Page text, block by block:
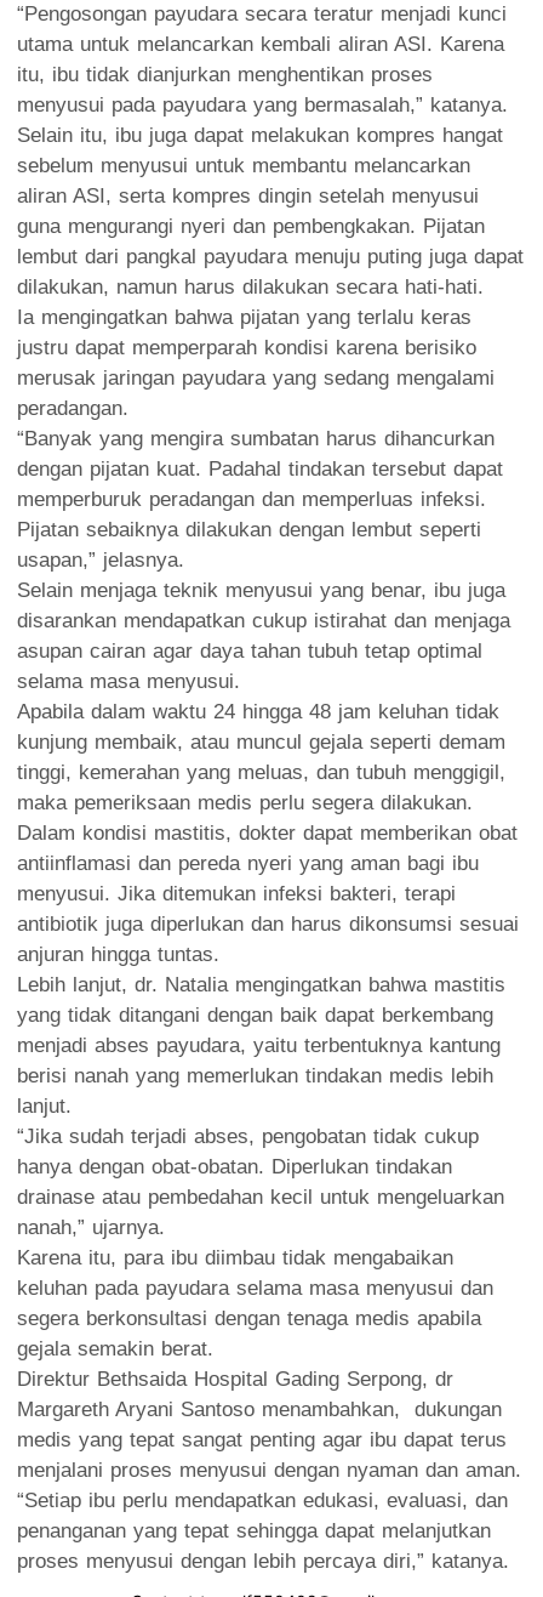
“Pengosongan payudara secara teratur menjadi kunci
utama untuk melancarkan kembali aliran ASI. Karena
itu, ibu tidak dianjurkan menghentikan proses
menyusui pada payudara yang bermasalah,” katanya.
Selain itu, ibu juga dapat melakukan kompres hangat
sebelum menyusui untuk membantu melancarkan
aliran ASI, serta kompres dingin setelah menyusui
guna mengurangi nyeri dan pembengkakan. Pijatan
lembut dari pangkal payudara menuju puting juga dapat
dilakukan, namun harus dilakukan secara hati-hati.
Ia mengingatkan bahwa pijatan yang terlalu keras
justru dapat memperparah kondisi karena berisiko
merusak jaringan payudara yang sedang mengalami
peradangan.
“Banyak yang mengira sumbatan harus dihancurkan
dengan pijatan kuat. Padahal tindakan tersebut dapat
memperburuk peradangan dan memperluas infeksi.
Pijatan sebaiknya dilakukan dengan lembut seperti
usapan,” jelasnya.
Selain menjaga teknik menyusui yang benar, ibu juga
disarankan mendapatkan cukup istirahat dan menjaga
asupan cairan agar daya tahan tubuh tetap optimal
selama masa menyusui.
Apabila dalam waktu 24 hingga 48 jam keluhan tidak
kunjung membaik, atau muncul gejala seperti demam
tinggi, kemerahan yang meluas, dan tubuh menggigil,
maka pemeriksaan medis perlu segera dilakukan.
Dalam kondisi mastitis, dokter dapat memberikan obat
antiinflamasi dan pereda nyeri yang aman bagi ibu
menyusui. Jika ditemukan infeksi bakteri, terapi
antibiotik juga diperlukan dan harus dikonsumsi sesuai
anjuran hingga tuntas.
Lebih lanjut, dr. Natalia mengingatkan bahwa mastitis
yang tidak ditangani dengan baik dapat berkembang
menjadi abses payudara, yaitu terbentuknya kantung
berisi nanah yang memerlukan tindakan medis lebih
lanjut.
“Jika sudah terjadi abses, pengobatan tidak cukup
hanya dengan obat-obatan. Diperlukan tindakan
drainase atau pembedahan kecil untuk mengeluarkan
nanah,” ujarnya.
Karena itu, para ibu diimbau tidak mengabaikan
keluhan pada payudara selama masa menyusui dan
segera berkonsultasi dengan tenaga medis apabila
gejala semakin berat.
Direktur Bethsaida Hospital Gading Serpong, dr
Margareth Aryani Santoso menambahkan, dukungan
medis yang tepat sangat penting agar ibu dapat terus
menjalani proses menyusui dengan nyaman dan aman.
“Setiap ibu perlu mendapatkan edukasi, evaluasi, dan
penanganan yang tepat sehingga dapat melanjutkan
proses menyusui dengan lebih percaya diri,” katanya.